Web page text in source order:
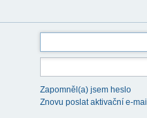
Zapomněl(a) jsem heslo
Znovu poslat aktivační e-mail